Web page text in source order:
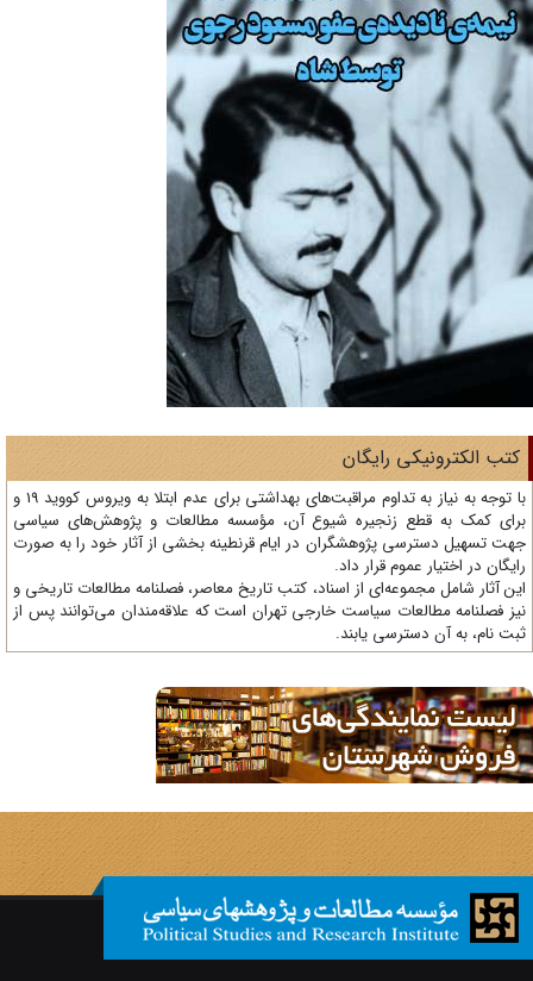
الکترونیکی رایگان
با توجه به نیاز به تداوم مراقبت‌های بهداشتی برای عدم ابتلا به ویروس کووید 19 و
کمک به قطع زنجیره شیوع آن، مؤسسه مطالعات و پژوهش‌های سیاسی
تسهیل دسترسی پژوهشگران در ایام قرنطینه بخشی از آثار خود را به صورت
در اختیار عموم قرار داد.
آثار شامل مجموعه‌ای از اسناد، کتب تاریخ معاصر، فصلنامه‌ مطالعات تاریخی و
فصلنامه مطالعات سیاست خارجی تهران است که علاقه‌مندان می‌توانند پس از
نام، به آن دسترسی یابند.